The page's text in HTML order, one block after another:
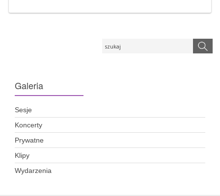
Galeria
Sesje
Koncerty
Prywatne
Klipy
Wydarzenia